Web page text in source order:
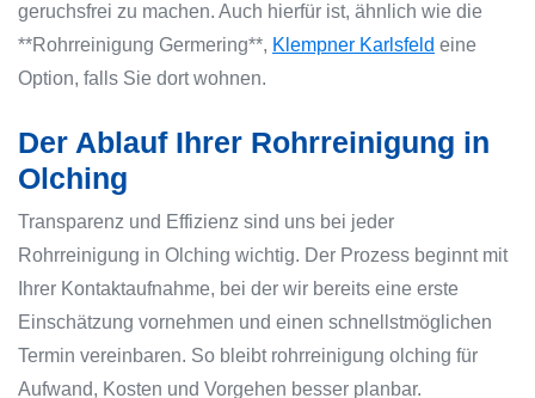
geruchsfrei zu machen. Auch hierfür ist, ähnlich wie die
**Rohrreinigung Germering**, Klempner Karlsfeld eine
Option, falls Sie dort wohnen.
Der Ablauf Ihrer Rohrreinigung in
Olching
Transparenz und Effizienz sind uns bei jeder
Rohrreinigung in Olching wichtig. Der Prozess beginnt mit
Ihrer Kontaktaufnahme, bei der wir bereits eine erste
Einschätzung vornehmen und einen schnellstmöglichen
Termin vereinbaren. So bleibt rohrreinigung olching für
Aufwand, Kosten und Vorgehen besser planbar.